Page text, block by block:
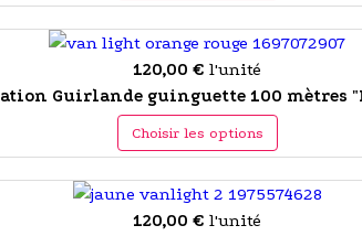
120,00 € l'unité
Guirlande guinguette 100 mètres
Choisir les options
120,00 € l'unité